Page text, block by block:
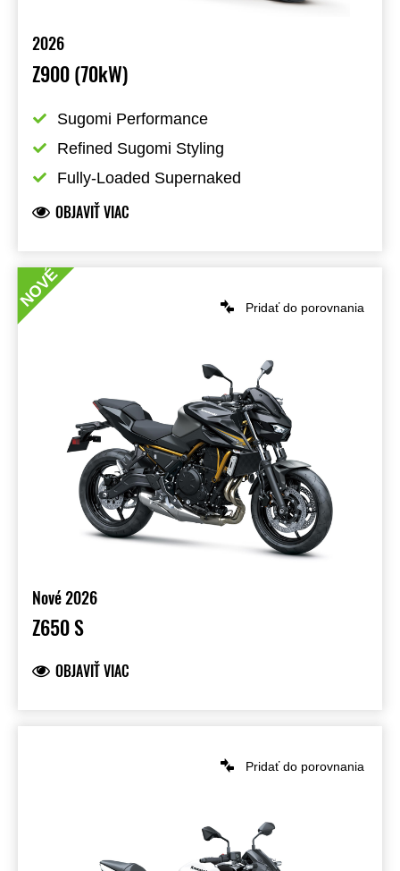
2026
Z900 (70kW)
Sugomi Performance
Refined Sugomi Styling
Fully-Loaded Supernaked
OBJAVIŤ VIAC
Pridať do porovnania
Nové 2026
Z650 S
OBJAVIŤ VIAC
NOVÉ
Pridať do porovnania